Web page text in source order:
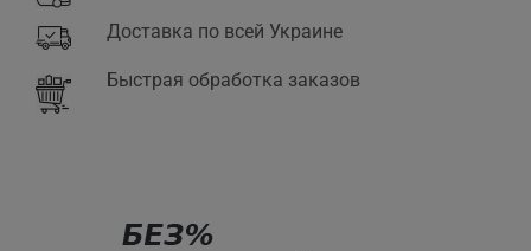
Доставка по всей Украине
Быстрая обработка заказов